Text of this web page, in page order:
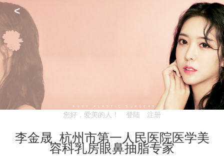
<
您好，爱美的人！ 登陆 注册
李金晟_杭州市第一人民医院医学美
容科乳房眼鼻抽脂专家